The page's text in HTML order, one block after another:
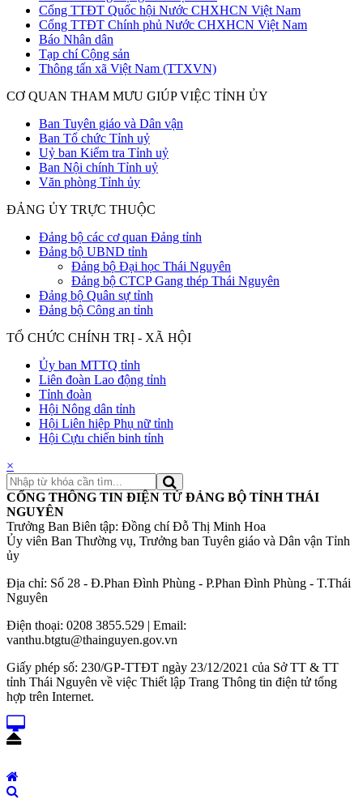
Cổng TTĐT Quốc hội Nước CHXHCN Việt Nam
Cổng TTĐT Chính phủ Nước CHXHCN Việt Nam
Báo Nhân dân
Tạp chí Cộng sản
Thông tấn xã Việt Nam (TTXVN)
CƠ QUAN THAM MƯU GIÚP VIỆC TỈNH ỦY
Ban Tuyên giáo và Dân vận
Ban Tổ chức Tỉnh uỷ
Uỷ ban Kiểm tra Tỉnh uỷ
Ban Nội chính Tỉnh uỷ
Văn phòng Tỉnh ủy
ĐẢNG ỦY TRỰC THUỘC
Đảng bộ các cơ quan Đảng tỉnh
Đảng bộ UBND tỉnh
Đảng bộ Đại học Thái Nguyên
Đảng bộ CTCP Gang thép Thái Nguyên
Đảng bộ Quân sự tỉnh
Đảng bộ Công an tỉnh
TỔ CHỨC CHÍNH TRỊ - XÃ HỘI
Ủy ban MTTQ tỉnh
Liên đoàn Lao động tỉnh
Tỉnh đoàn
Hội Nông dân tỉnh
Hội Liên hiệp Phụ nữ tỉnh
Hội Cựu chiến binh tỉnh
×
CỔNG THÔNG TIN ĐIỆN TỬ ĐẢNG BỘ TỈNH THÁI
NGUYÊN
Trưởng Ban Biên tập: Đồng chí Đỗ Thị Minh Hoa
Ủy viên Ban Thường vụ, Trưởng ban Tuyên giáo và Dân vận Tỉnh
ủy
Địa chỉ: Số 28 - Đ.Phan Đình Phùng - P.Phan Đình Phùng - T.Thái
Nguyên
Điện thoại: 0208 3855.529 | Email:
vanthu.btgtu@thainguyen.gov.vn
Giấy phép số: 230/GP-TTĐT ngày 23/12/2021 của Sở TT & TT
tỉnh Thái Nguyên về việc Thiết lập Trang Thông tin điện tử tổng
hợp trên Internet.